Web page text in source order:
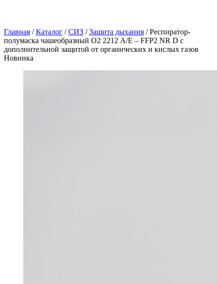
Главная / Каталог / СИЗ / Защита дыхания / Респиратор-
полумаска чашеобразный О2 2212 A/E – FFP2 NR D с
дополнительной защитой от органических и кислых газов
Новинка